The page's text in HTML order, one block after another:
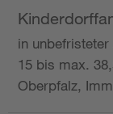
in unbefristeter
15 bis max.
Oberpfalz,